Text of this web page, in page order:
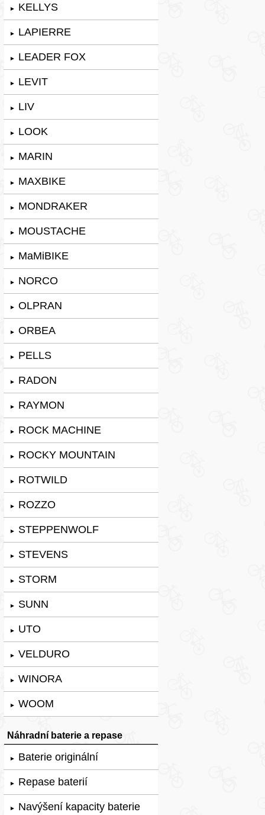
► KELLYS
► LAPIERRE
► LEADER FOX
► LEVIT
► LIV
► LOOK
► MARIN
► MAXBIKE
► MONDRAKER
► MOUSTACHE
► MaMiBIKE
► NORCO
► OLPRAN
► ORBEA
► PELLS
► RADON
► RAYMON
► ROCK MACHINE
► ROCKY MOUNTAIN
► ROTWILD
► ROZZO
► STEPPENWOLF
► STEVENS
► STORM
► SUNN
► UTO
► VELDURO
► WINORA
► WOOM
Náhradní baterie a repase
► Baterie originální
► Repase baterií
► Navýšení kapacity baterie